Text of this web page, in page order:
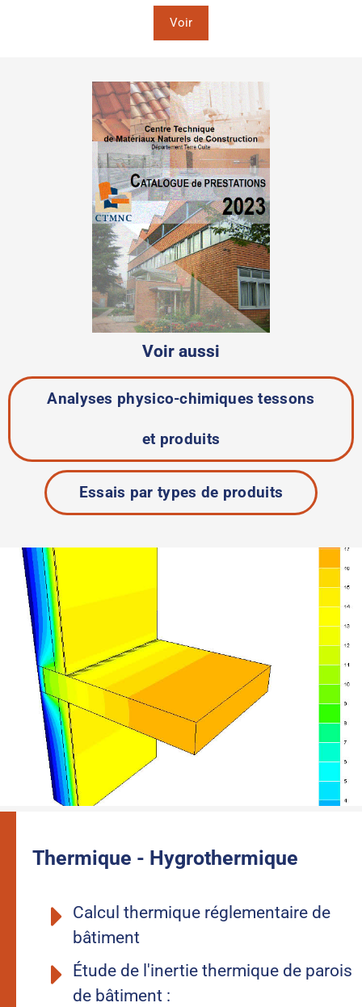
Voir
Voir aussi
Analyses physico-chimiques tessons
et produits
Essais par types de produits
Thermique - Hygrothermique
Calcul thermique réglementaire de
bâtiment
Étude de l'inertie thermique de parois
de bâtiment :